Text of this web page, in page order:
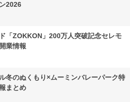
2026
「ZOKKON」200万人突破記念セレモ
業情報
冬のぬくもり×ムーミンバレーパーク特
まとめ